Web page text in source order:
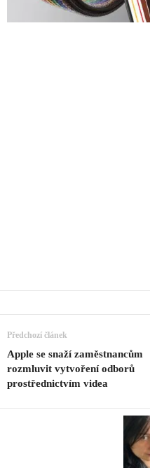
Předchozí článek
Apple se snaží zaměstnancům
rozmluvit vytvoření odborů
prostřednictvím videa